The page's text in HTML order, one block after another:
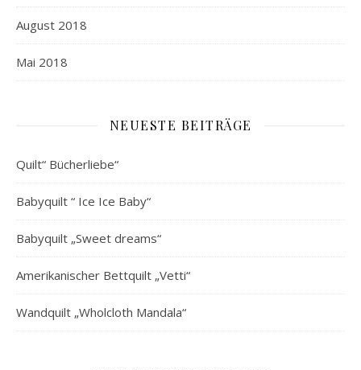
August 2018
Mai 2018
NEUESTE BEITRÄGE
Quilt“ Bücherliebe“
Babyquilt “ Ice Ice Baby“
Babyquilt „Sweet dreams“
Amerikanischer Bettquilt „Vetti“
Wandquilt „Wholcloth Mandala“